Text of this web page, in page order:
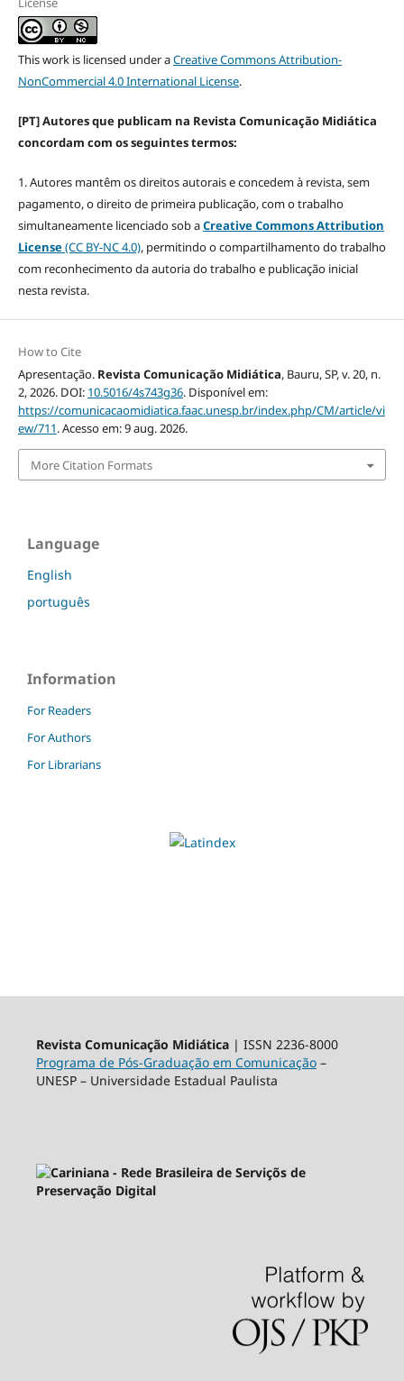
This work is licensed under aCreative Commons Attribution-
NonCommercial 4.0 International License.
[PT] Autores que publicam na Revista Comunicação Midiática
concordam com os seguintes termos:
1. Autores mantêm os direitos autorais e concedem à revista, sem
pagamento, o direito de primeira publicação, com o trabalho
simultaneamente licenciado sob aCreative Commons Attribution
License(CC BY-NC 4.0), permitindo o compartilhamento do trabalho
com reconhecimento da autoria do trabalho e publicação inicial
nesta revista.
How to Cite
Apresentação. Revista Comunicação Midiática, Bauru, SP, v. 20, n.
2, 2026. DOI: 10.5016/4s743g36. Disponível em:
https://comunicacaomidiatica.faac.unesp.br/index.php/CM/article/vi
ew/711. Acesso em: 9 aug. 2026.
More Citation Formats
Language
English
português
Information
For Readers
For Authors
For Librarians
Revista Comunicação Midiática| ISSN 2236-8000
Programa de Pós-Graduação em Comunicação–
UNESP – Universidade Estadual Paulista